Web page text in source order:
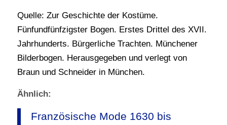
Quelle: Zur Geschichte der Kostüme.
Fünfundfünfzigster Bogen. Erstes Drittel des XVII.
Jahrhunderts. Bürgerliche Trachten. Münchener
Bilderbogen. Herausgegeben und verlegt von
Braun und Schneider in München.
Ähnlich:
Französische Mode 1630 bis